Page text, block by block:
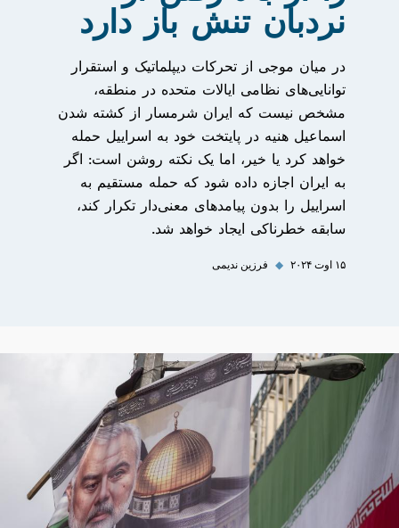
نردبان تنش باز دارد
در میان موجی از تحرکات دیپلماتیک و استقرار
توانایی‌های نظامی ایالات متحده در منطقه،
مشخص نیست که ایران شرمسار از کشته شدن
اسماعیل هنیه در پایتخت خود به اسراییل حمله
خواهد کرد یا خیر، اما یک نکته روشن است: اگر
به ایران اجازه داده شود که حمله مستقیم به
اسراییل را بدون پیامدهای معنی‌دار تکرار کند،
سابقه خطرناکی ایجاد خواهد شد.
۱۵ اوت ۲۰۲۴ ◆ فرزین ندیمی